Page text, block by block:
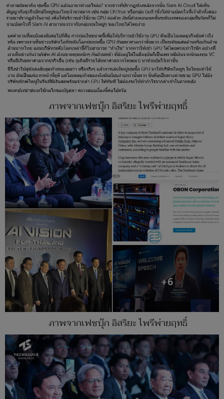
ภาพจากเฟซบุ๊ก อิสริยะ ไพรีพ่ายฤทธิ์
ภาพจากเฟซบุ๊ก อิสริยะ ไพรีพ่ายฤทธิ์